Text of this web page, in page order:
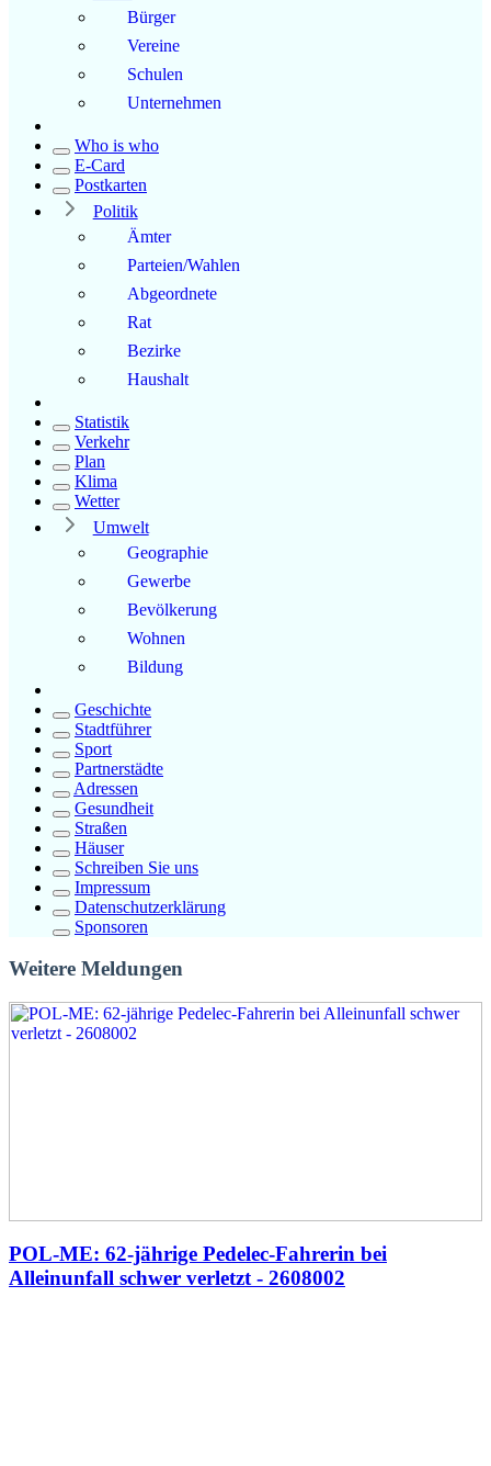
Bürger
Vereine
Schulen
Unternehmen
Who is who
E-Card
Postkarten
Politik
Ämter
Parteien/Wahlen
Abgeordnete
Rat
Bezirke
Haushalt
Statistik
Verkehr
Plan
Klima
Wetter
Umwelt
Geographie
Gewerbe
Bevölkerung
Wohnen
Bildung
Geschichte
Stadtführer
Sport
Partnerstädte
Adressen
Gesundheit
Straßen
Häuser
Schreiben Sie uns
Impressum
Datenschutzerklärung
Sponsoren
Weitere Meldungen
POL-ME: 62-jährige Pedelec-Fahrerin bei
Alleinunfall schwer verletzt - 2608002